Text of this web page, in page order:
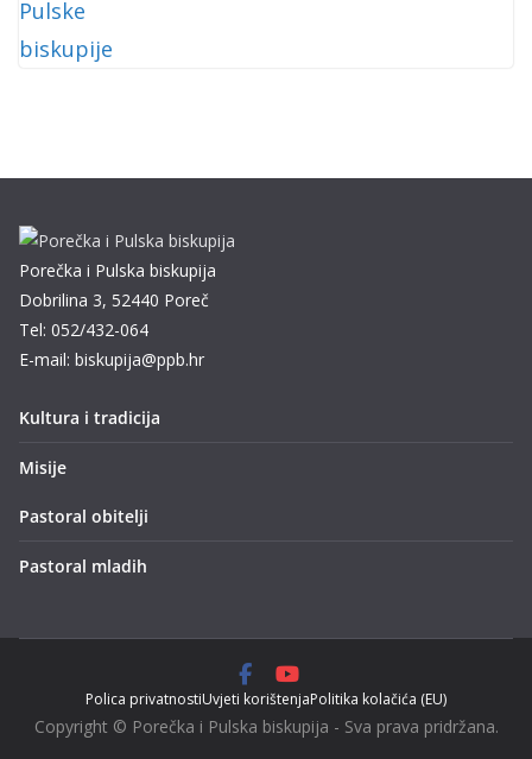
Porečka i Pulska biskupija
Dobrilina 3, 52440 Poreč
Tel: 052/432-064
E-mail: biskupija@ppb.hr
Kultura i tradicija
Misije
Pastoral obitelji
Pastoral mladih
Polica privatnostiUvjeti korištenjaPolitika kolačića (EU)
Copyright © Porečka i Pulska biskupija - Sva prava pridržana.